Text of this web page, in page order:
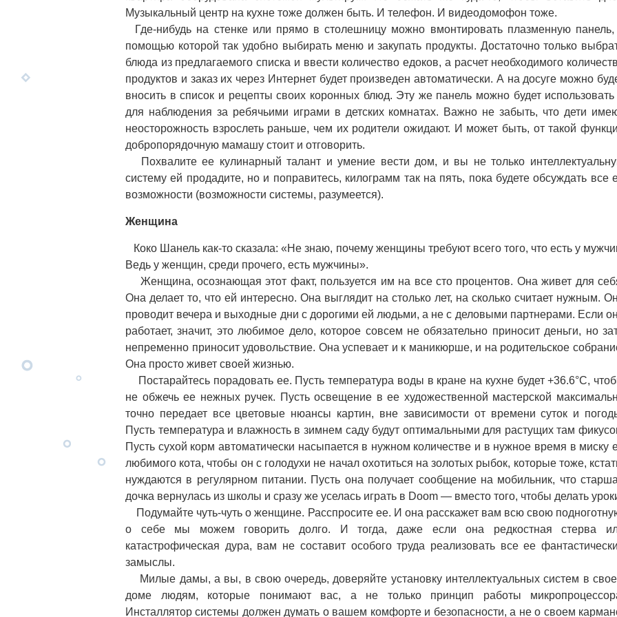
Музыкальный центр на кухне тоже должен быть. И телефон. И видеодомофон тоже.
Где-нибудь на стенке или прямо в столешницу можно вмонтировать плазменную панель,
помощью которой так удобно выбирать меню и закупать продукты. Достаточно только
блюда из предлагаемого списка и ввести количество едоков, а расчет необходимого
продуктов и заказ их через Интернет будет произведен автоматически. А на досуге можно
вносить в список и рецепты своих коронных блюд. Эту же панель можно будет использовать
для наблюдения за ребячьими играми в детских комнатах. Важно не забыть, что дети
неосторожность взрослеть раньше, чем их родители ожидают. И может быть, от такой
добропорядочную мамашу стоит и отговорить.
Похвалите ее кулинарный талант и умение вести дом, и вы не только
систему ей продадите, но и поправитесь, килограмм так на пять, пока будете обсуждать все
возможности (возможности системы, разумеется).
Женщина
Коко Шанель как-то сказала: «Не знаю, почему женщины требуют всего того, что есть у
Ведь у женщин, среди прочего, есть мужчины».
Женщина, осознающая этот факт, пользуется им на все сто процентов. Она живет для
Она делает то, что ей интересно. Она выглядит на столько лет, на сколько считает нужным.
проводит вечера и выходные дни с дорогими ей людьми, а не с деловыми партнерами. Если
работает, значит, это любимое дело, которое совсем не обязательно приносит деньги, но
непременно приносит удовольствие. Она успевает и к маникюрше, и на родительское
Она просто живет своей жизнью.
Постарайтесь порадовать ее. Пусть температура воды в кране на кухне будет +36.6°С,
не обжечь ее нежных ручек. Пусть освещение в ее художественной мастерской
точно передает все цветовые нюансы картин, вне зависимости от времени суток и
Пусть температура и влажность в зимнем саду будут оптимальными для растущих там
Пусть сухой корм автоматически насыпается в нужном количестве и в нужное время в миску
любимого кота, чтобы он с голодухи не начал охотиться на золотых рыбок, которые тоже,
нуждаются в регулярном питании. Пусть она получает сообщение на мобильник, что
дочка вернулась из школы и сразу же уселась играть в Doom — вместо того, чтобы делать
Подумайте чуть-чуть о женщине. Расспросите ее. И она расскажет вам всю свою
о себе мы можем говорить долго. И тогда, даже если она редкостная стерва
катастрофическая дура, вам не составит особого труда реализовать все ее
замыслы.
Милые дамы, а вы, в свою очередь, доверяйте установку интеллектуальных систем в
доме людям, которые понимают вас, а не только принцип работы
Инсталлятор системы должен думать о вашем комфорте и безопасности, а не о своем